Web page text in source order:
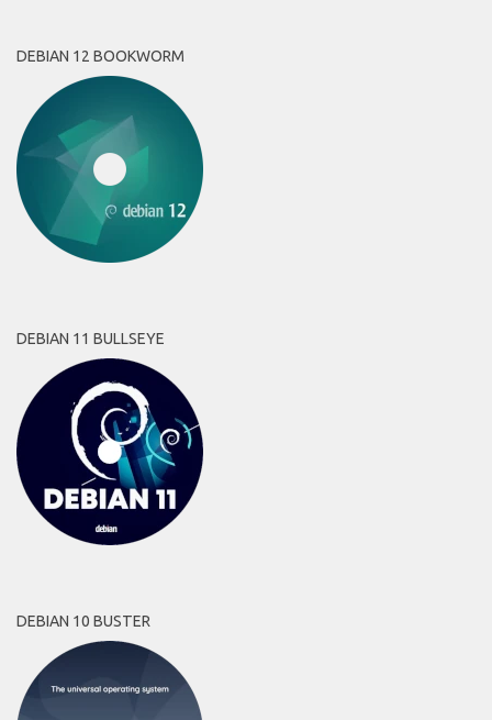
DEBIAN 12 BOOKWORM
DEBIAN 11 BULLSEYE
DEBIAN 10 BUSTER